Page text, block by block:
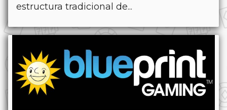
estructura tradicional de...